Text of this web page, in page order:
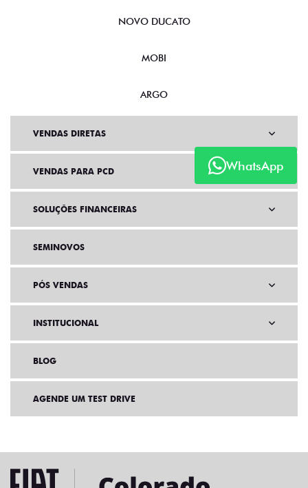
WhatsApp
NOVO DUCATO
MOBI
ARGO
VENDAS DIRETAS
VENDAS PARA PCD
SOLUÇÕES FINANCEIRAS
SEMINOVOS
PÓS VENDAS
INSTITUCIONAL
BLOG
AGENDE UM TEST DRIVE